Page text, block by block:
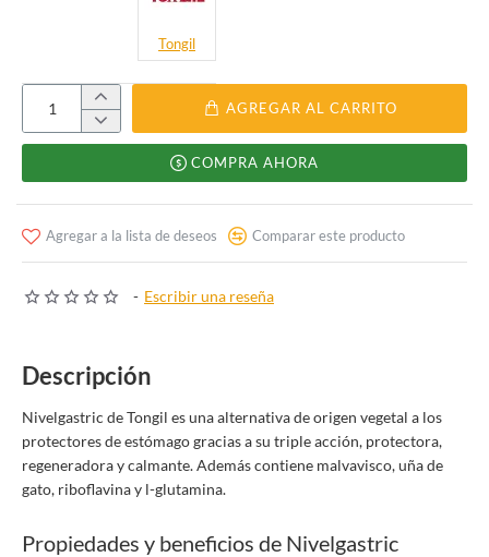
- Escribir una reseña
Tongil
AGREGAR AL CARRITO
COMPRA AHORA
Agregar a la lista de deseos Comparar este producto
Descripción
Nivelgastric de Tongil es una alternativa de origen vegetal a los
protectores de estómago gracias a su triple acción, protectora,
regeneradora y calmante. Además contiene malvavisco, uña de
gato, riboflavina y l-glutamina.
Propiedades y beneficios de Nivelgastric